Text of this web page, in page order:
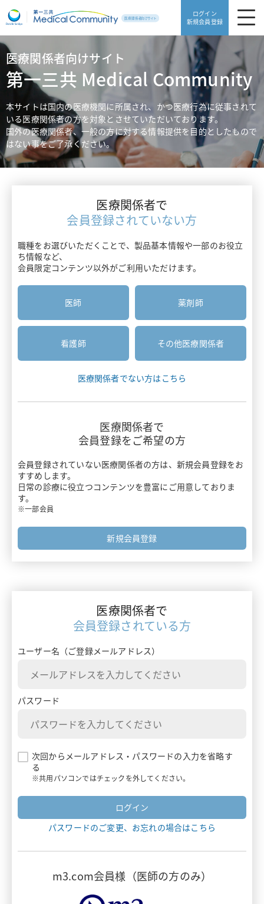
ログイン
新規会員登録
製品・安全性情報
製品・安全性情報TOP
製品一覧
販売中止品・予定一覧
使用期限検索
添付文書ダウンロード
よくあるご質問
安全性情報
主要製品一覧
エフィエント
カナリア
タリージェ
エムガルティ
ギャバロン
エンハーツ
ダトロウェイ
領域別情報
領域別情報TOP
血栓症
片頭痛・てんかん・不眠症
骨粗鬆症・リウマチ
感染症
バイオシミラー
ワクチン
Web講演会
動画ライブラリ
医療サポートTOP
がんゲノム医療トピックス
医療関係者と患者さんのコミュニケーション
胃癌HER2診断
診療報酬ニュース
押さえておきたい医療安全のポイント
スキルアップ講座
Pharmacist Forum
フォーミュラリー最前線
ガイドライン情報
ターニングポイントで考える診療アプローチ
患者さんを多面的に診るためのMulti-Angle Approach
患者さんとチームでつくるClinical Story
患者サポートTOP
患者さん向け資材
疾患啓発サイト・患者さん向けサイト
医療関係者向けサイト
第一三共 Medical Community
本サイトは国内の医療機関に所属され、かつ医療行為に従事されて
いる医療関係者の方を対象とさせていただいております。
国外の医療関係者、一般の方に対する情報提供を目的としたもので
はない事をご了承ください。
医療関係者で
会員登録されていない方
職種をお選びいただくことで、製品基本情報や一部のお役立
ち情報など、
会員限定コンテンツ以外がご利用いただけます。
医師 薬剤師
看護師 その他医療関係者
医療関係者でない方はこちら
医療関係者で
会員登録をご希望の方
会員登録されていない医療関係者の方は、 新規会員登録をお
すすめします。
日常の診療に役立つコンテンツを豊富にご用意しておりま
す。
※一部会員
新規会員登録
医療関係者で
会員登録されている方
ユーザー名（ご登録メールアドレス）
パスワード
次回からメールアドレス・パスワードの入力を省略す
る
※共用パソコンではチェックを外してください。
パスワードのご変更、お忘れの場合はこちら
m3.com会員様（医師の方のみ）